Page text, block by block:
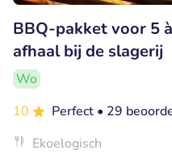
BBQ-pakket voor 5
afhaal bij de slagerij
Wo
10
Perfect • 29
Ekoelogisch